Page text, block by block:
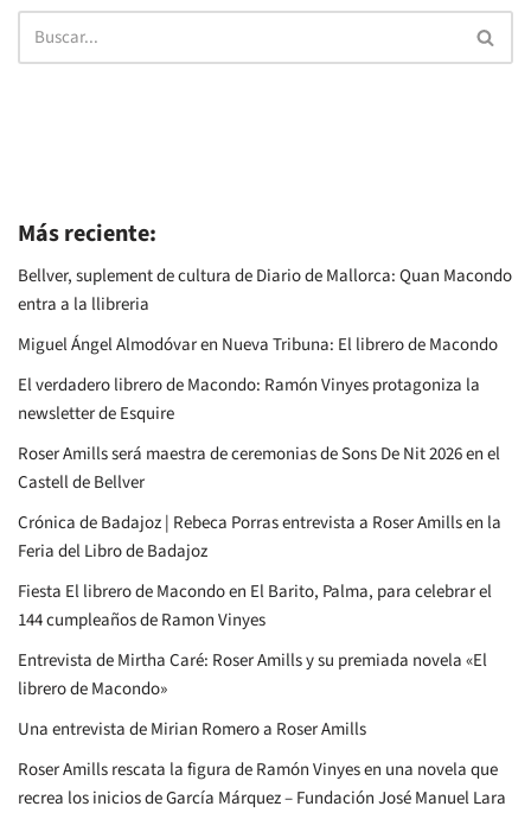
Más reciente:
Bellver, suplement de cultura de Diario de Mallorca: Quan Macondo
entra a la llibreria
Miguel Ángel Almodóvar en Nueva Tribuna: El librero de Macondo
El verdadero librero de Macondo: Ramón Vinyes protagoniza la
newsletter de Esquire
Roser Amills será maestra de ceremonias de Sons De Nit 2026 en el
Castell de Bellver
Crónica de Badajoz | Rebeca Porras entrevista a Roser Amills en la
Feria del Libro de Badajoz
Fiesta El librero de Macondo en El Barito, Palma, para celebrar el
144 cumpleaños de Ramon Vinyes
Entrevista de Mirtha Caré: Roser Amills y su premiada novela «El
librero de Macondo»
Una entrevista de Mirian Romero a Roser Amills
Roser Amills rescata la figura de Ramón Vinyes en una novela que
recrea los inicios de García Márquez – Fundación José Manuel Lara